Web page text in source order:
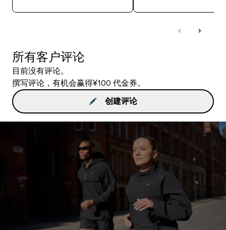
所有客户评论
目前没有评论。
撰写评论，有机会赢得¥100 代金券。
创建评论